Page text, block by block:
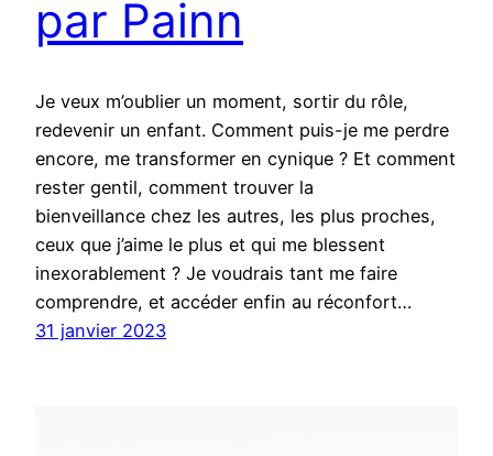
par Painn
Je veux m’oublier un moment, sortir du rôle,
redevenir un enfant. Comment puis-je me perdre
encore, me transformer en cynique ? Et comment
rester gentil, comment trouver la
bienveillance chez les autres, les plus proches,
ceux que j’aime le plus et qui me blessent
inexorablement ? Je voudrais tant me faire
comprendre, et accéder enfin au réconfort…
31 janvier 2023